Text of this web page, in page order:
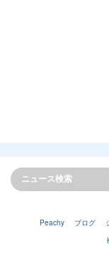
Peachy ブログ